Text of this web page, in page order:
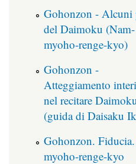
Gohonzon - Alcuni
del Daimoku (Nam-
myoho-renge-kyo)
Gohonzon -
Atteggiamento
nel recitare
(guida di Daisaku
Gohonzon.
myoho-renge-kyo